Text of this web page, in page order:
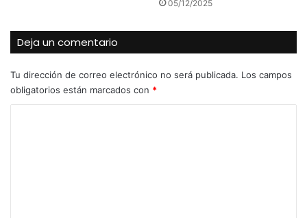
05/12/2025
Deja un comentario
Tu dirección de correo electrónico no será publicada. Los campos
obligatorios están marcados con *